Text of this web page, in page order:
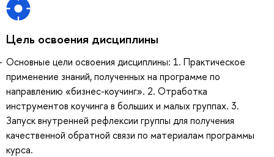
Цель освоения дисциплины
Основные цели освоения дисциплины: 1. Практическое
применение знаний, полученных на программе по
направлению «бизнес-коучинг». 2. Отработка
инструментов коучинга в больших и малых группах. 3.
Запуск внутренней рефлексии группы для получения
качественной обратной связи по материалам программы
курса.